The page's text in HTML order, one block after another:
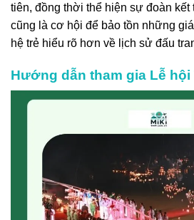
tiên, đồng thời thể hiện sự đoàn
cũng là cơ hội để bảo tồn những
hệ trẻ hiểu rõ hơn về lịch sử đấu
Hướng dẫn tham gia Lễ